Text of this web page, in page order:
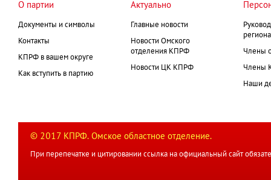
О партии
Документы и символы
Контакты
КПРФ в вашем округе
Как вступить в партию
Актуально
Главные новости
Новости Омского
отделения КПРФ
Новости ЦК КПРФ
Члены
Члены
Наши
© 2017 КПРФ. Омское областное отделение.
При перепечатке и цитировании ссылка на официальный сайт